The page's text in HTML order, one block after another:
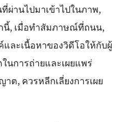
ผ่านไปมาเข้าไปในภาพ,
นี้, เมื่อทำสัมภาษณ์ที่ถนน,
ละเนื้อหาของวิดีโอให้กับผู้
นการถ่ายและเผยแพร่
ต, ควรหลีกเลี่ยงการเผย